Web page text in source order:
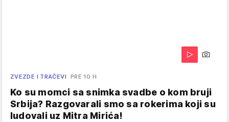
ZVEZDE I TRAČEVI PRE 10 H
Ko su momci sa snimka svadbe o kom bruji
Srbija? Razgovarali smo sa rokerima koji su
ludovali uz Mitra Mirića!